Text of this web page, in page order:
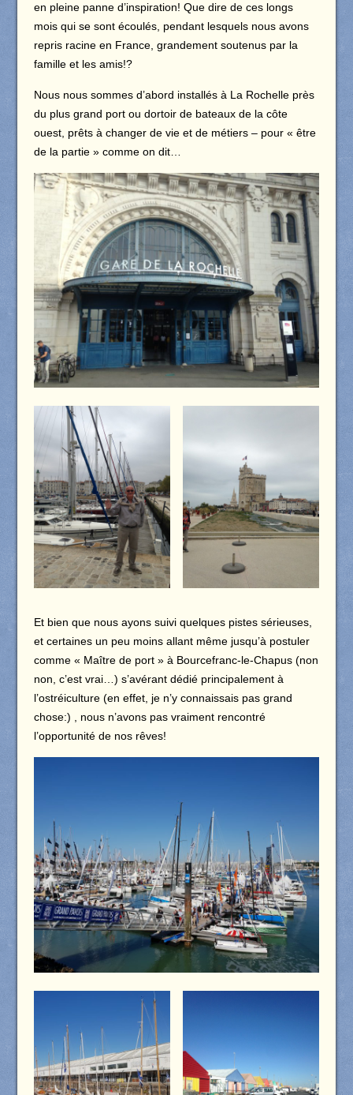
en pleine panne d’inspiration! Que dire de ces longs
mois qui se sont écoulés, pendant lesquels nous avons
repris racine en France, grandement soutenus par la
famille et les amis!?
Nous nous sommes d’abord installés à La Rochelle près
du plus grand port ou dortoir de bateaux de la côte
ouest, prêts à changer de vie et de métiers – pour « être
de la partie » comme on dit…
Et bien que nous ayons suivi quelques pistes sérieuses,
et certaines un peu moins allant même jusqu’à postuler
comme « Maître de port » à Bourcefranc-le-Chapus (non
non, c’est vrai…) s’avérant dédié principalement à
l’ostréiculture (en effet, je n’y connaissais pas grand
chose:) , nous n’avons pas vraiment rencontré
l’opportunité de nos rêves!